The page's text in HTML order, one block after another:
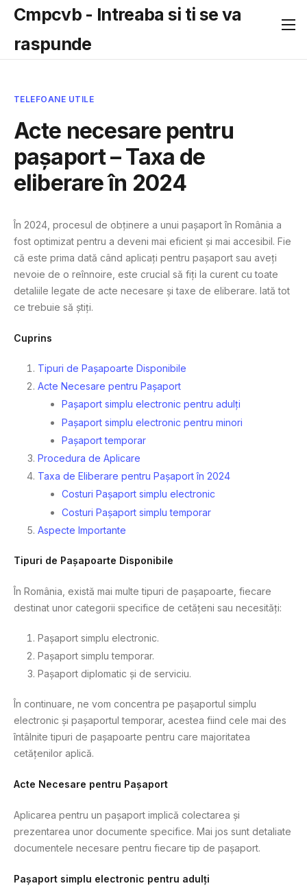
Cmpcvb - Intreaba si ti se va
raspunde
TELEFOANE UTILE
Acte necesare pentru
pașaport – Taxa de
eliberare în 2024
În 2024, procesul de obținere a unui pașaport în România a
fost optimizat pentru a deveni mai eficient și mai accesibil. Fie
că este prima dată când aplicați pentru pașaport sau aveți
nevoie de o reînnoire, este crucial să fiți la curent cu toate
detaliile legate de acte necesare și taxe de eliberare. Iată tot
ce trebuie să știți.
Cuprins
Tipuri de Pașapoarte Disponibile
Acte Necesare pentru Pașaport
Pașaport simplu electronic pentru adulți
Pașaport simplu electronic pentru minori
Pașaport temporar
Procedura de Aplicare
Taxa de Eliberare pentru Pașaport în 2024
Costuri Pașaport simplu electronic
Costuri Pașaport simplu temporar
Aspecte Importante
Tipuri de Pașapoarte Disponibile
În România, există mai multe tipuri de pașapoarte, fiecare
destinat unor categorii specifice de cetățeni sau necesități:
Pașaport simplu electronic.
Pașaport simplu temporar.
Pașaport diplomatic și de serviciu.
În continuare, ne vom concentra pe pașaportul simplu
electronic și pașaportul temporar, acestea fiind cele mai des
întâlnite tipuri de pașapoarte pentru care majoritatea
cetățenilor aplică.
Acte Necesare pentru Pașaport
Aplicarea pentru un pașaport implică colectarea și
prezentarea unor documente specifice. Mai jos sunt detaliate
documentele necesare pentru fiecare tip de pașaport.
Pașaport simplu electronic pentru adulți